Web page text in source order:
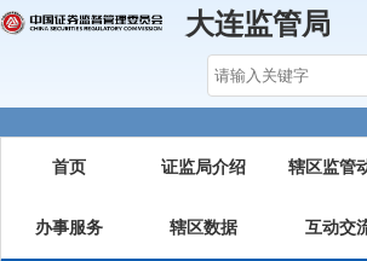
大连监管局
首页 证监局介绍 辖区监管
办事服务 辖区数据 互动交